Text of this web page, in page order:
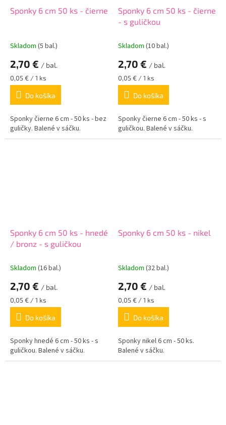
Sponky 6 cm 50 ks - čierne
Skladom (5 bal.)
2,70 € / bal.
Jednotková
cena:
0,05 € / 1 ks
Do košíka
Sponky čierne 6 cm - 50 ks - bez
guličky. Balené v sáčku.
Sponky 6 cm 50 ks - čierne
- s guličkou
Skladom (10 bal.)
2,70 € / bal.
Jednotková
cena:
0,05 € / 1 ks
Do košíka
Sponky čierne 6 cm - 50 ks - s
guličkou. Balené v sáčku.
Sponky 6 cm 50 ks - hnedé
/ bronz - s guličkou
Skladom (16 bal.)
2,70 € / bal.
Jednotková
cena:
0,05 € / 1 ks
Do košíka
Sponky hnedé 6 cm - 50 ks - s
guličkou. Balené v sáčku.
Sponky 6 cm 50 ks - nikel
Skladom (32 bal.)
2,70 € / bal.
Jednotková
cena:
0,05 € / 1 ks
Do košíka
Sponky nikel 6 cm - 50 ks.
Balené v sáčku.